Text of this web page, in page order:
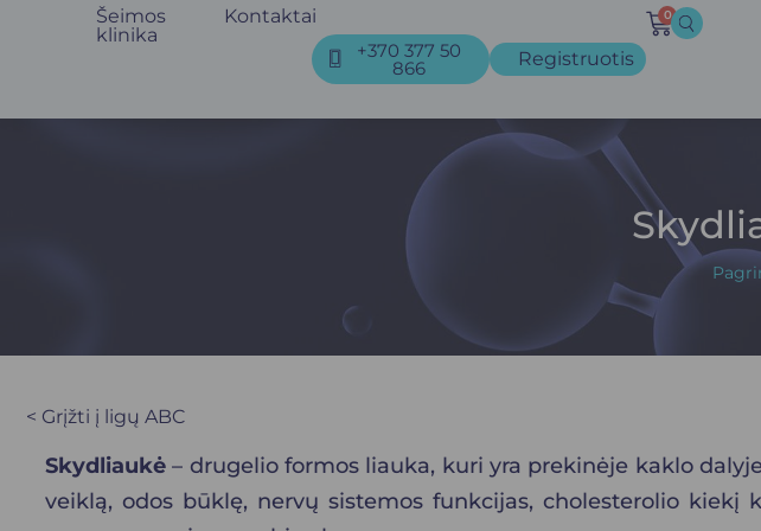
Šeimos
klinika
Kontaktai
+370 377 50
866 Registruotis
0
< Grįžti į ligų ABC
Skydliaukė – drugelio formos liauka, kuri yra prekinėje kaklo
veiklą, odos būklę, nervų sistemos funkcijas, cholesterolio